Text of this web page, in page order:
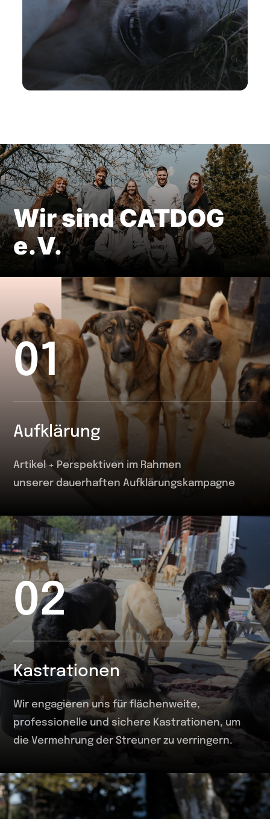
Wir sind CATDOG
e.V.
01
Aufklärung
Artikel + Perspektiven im Rahmen
unserer dauerhaften Aufklärungskampagne
02
Kastrationen
Wir engagieren uns für flächenweite,
professionelle und sichere Kastrationen, um
die Vermehrung der Streuner zu verringern.